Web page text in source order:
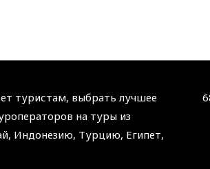
туристам, выбрать лучшее
на туры из
Индонезию, Турцию, Египет,